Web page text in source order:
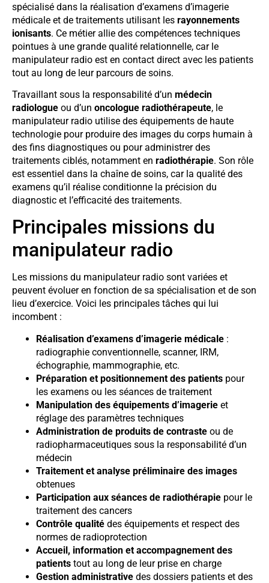
spécialisé dans la réalisation d’examens d’imagerie
médicale et de traitements utilisant les rayonnements
ionisants. Ce métier allie des compétences techniques
pointues à une grande qualité relationnelle, car le
manipulateur radio est en contact direct avec les patients
tout au long de leur parcours de soins.
Travaillant sous la responsabilité d’un médecin
radiologue ou d’un oncologue radiothérapeute, le
manipulateur radio utilise des équipements de haute
technologie pour produire des images du corps humain à
des fins diagnostiques ou pour administrer des
traitements ciblés, notamment en radiothérapie. Son rôle
est essentiel dans la chaîne de soins, car la qualité des
examens qu’il réalise conditionne la précision du
diagnostic et l’efficacité des traitements.
Principales missions du
manipulateur radio
Les missions du manipulateur radio sont variées et
peuvent évoluer en fonction de sa spécialisation et de son
lieu d’exercice. Voici les principales tâches qui lui
incombent :
Réalisation d’examens d’imagerie médicale :
radiographie conventionnelle, scanner, IRM,
échographie, mammographie, etc.
Préparation et positionnement des patients pour
les examens ou les séances de traitement
Manipulation des équipements d’imagerie et
réglage des paramètres techniques
Administration de produits de contraste ou de
radiopharmaceutiques sous la responsabilité d’un
médecin
Traitement et analyse préliminaire des images
obtenues
Participation aux séances de radiothérapie pour le
traitement des cancers
Contrôle qualité des équipements et respect des
normes de radioprotection
Accueil, information et accompagnement des
patients tout au long de leur prise en charge
Gestion administrative des dossiers patients et des